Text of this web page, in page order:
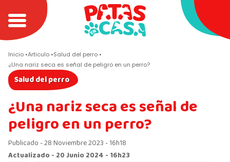
Inicio Articulo Salud del perro
¿Una nariz seca es señal de peligro en un perro?
Salud del perro
¿Una nariz seca es señal de
peligro en un perro?
Publicado - 28 Noviembre 2023 - 16h18
Actualizado - 20 Junio 2024 - 16h23